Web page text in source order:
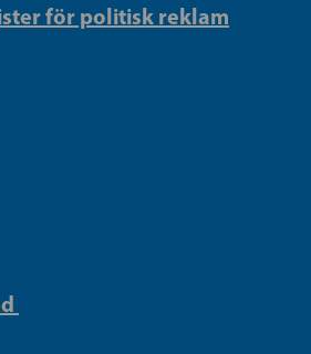
för politisk reklam